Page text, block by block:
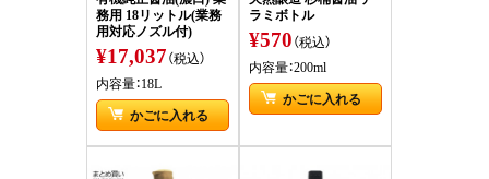
務用 18リットル(業務
用対応ノズル付)
¥17,037（税込）
内容量：18L
かごに入れる
ラミボトル
¥570（税込）
内容量：200ml
かごに入れる